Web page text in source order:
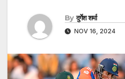
By दुर्गेश शर्मा
NOV 16, 2024